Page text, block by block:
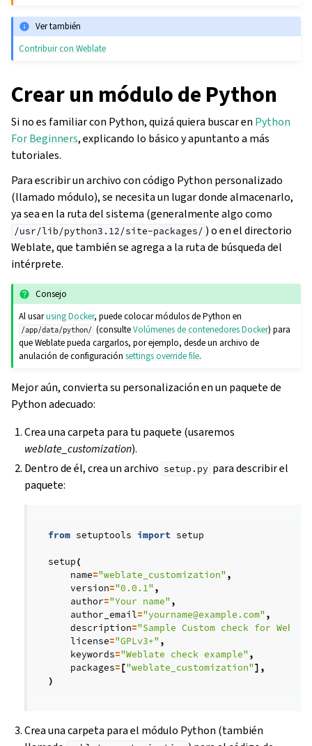
Ver también
Contribuir con Weblate
Crear un módulo de Python
Si no es familiar con Python, quizá quiera buscar en Python
For Beginners, explicando lo básico y apuntanto a más
tutoriales.
Para escribir un archivo con código Python personalizado
(llamado módulo), se necesita un lugar donde almacenarlo,
ya sea en la ruta del sistema (generalmente algo como
/usr/lib/python3.12/site-packages/ ) o en el directorio
Weblate, que también se agrega a la ruta de búsqueda del
intérprete.
Consejo
Al usarusing Docker, puede colocar módulos de Python en
/app/data/python/ (consulteVolúmenes de contenedores Docker) para
que Weblate pueda cargarlos, por ejemplo, desde un archivo de
anulación de configuraciónsettings override file.
Mejor aún, convierta su personalización en un paquete de
Python adecuado:
Crea una carpeta para tu paquete (usaremos
weblate_customization).
Dentro de él, crea un archivo setup.py para describir el
paquete:
from setuptools import setup
setup(
name="weblate_customization",
version="0.0.1",
author="Your name",
author_email="yourname@example.com",
description="Sample Custom check for
license="GPLv3+",
keywords="Weblate check example",
packages=["weblate_customization"],
)
Crea una carpeta para el módulo Python (también